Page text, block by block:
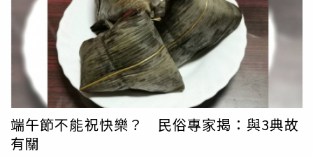
凌晨 3 時 12 分許宣告不治，連男則被依殺人罪逮捕，檢方
訊後依殺人罪聲押獲准，相關案情仍待調查釐清。
端午節不能祝快樂？ 民俗專家揭：與3典故
有關